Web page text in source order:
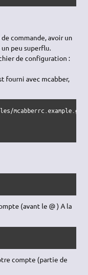
commande, avoir un
peu superflu.
de configuration :
fourni avec mcabber,
(avant le @ ) A la
compte (partie de